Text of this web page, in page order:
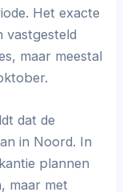
Het exacte
vastgesteld
maar meestal
dat de
in Noord. In
plannen
maar met